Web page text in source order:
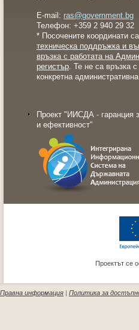
E-mail: ras@government.bg
Телефон: +359 2 940 29 32
* Посочените координати са
техническа поддръжка и
връзка с работата на
регистър. Те не са връзка с
конкретна
Проект "ИИСДА - гаранция
и ефективност"
Проектът се
Правна информация | Политика за